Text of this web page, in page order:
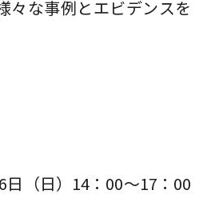
々な事例とエビデンスを
日（日）14：00～17：00